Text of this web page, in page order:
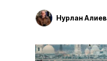
Нурлан Алиев